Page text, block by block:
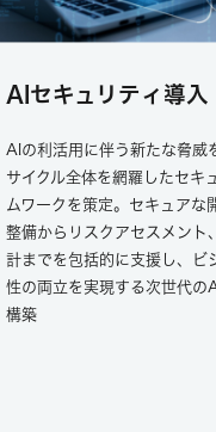
AIセキュリティ導入
AIの利活用に伴う新たな脅威
サイクル全体を網羅したセキ
ムワークを策定。セキュアな
整備からリスクアセスメント
計までを包括的に支援し、ビ
性の両立を実現する次世代の
構築